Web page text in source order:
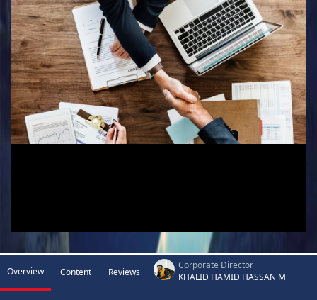
Overview Content Reviews
Corporate Director
KHALID HAMID HASSAN M